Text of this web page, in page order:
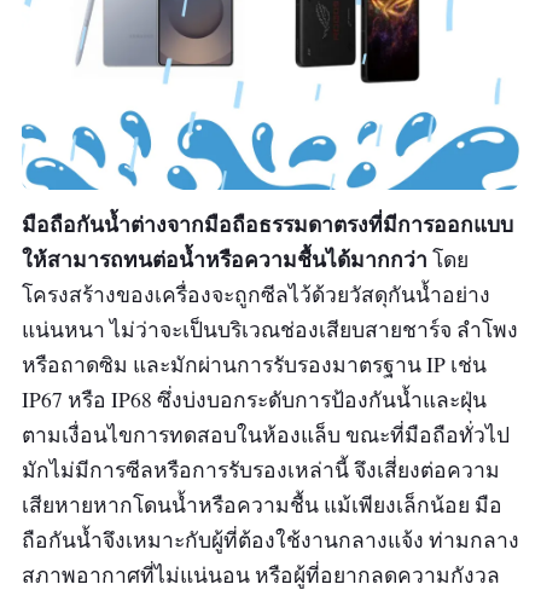
รวมถึงกล้องหน้า 20MP แบตเตอรี่ 5,110 mAh ใช้
งานได้ทั้งวัน รองรับชาร์จไว 45W (หัวชาร์จแถม
ในกล่อง) ถือว่าเกินคุ้มสำหรับมือถือกันน้ําช่วง
ราคานี้ ยังรองรับ NFC, Wi-Fi 6, Bluetooth 5.4
และฟีเจอร์ AI ใหม่ล่าสุด ทั้งการตัดต่อรูปภาพและ
Circle to Search
มือถือกันน้ำต่างจากมือถือธรรมดาตรงที่มีการออกแบบ
ให้สามารถทนต่อน้ำหรือความชื้นได้มากกว่า โดย
โครงสร้างของเครื่องจะถูกซีลไว้ด้วยวัสดุกันน้ำอย่าง
แน่นหนา ไม่ว่าจะเป็นบริเวณช่องเสียบสายชาร์จ ลำโพง
หรือถาดซิม และมักผ่านการรับรองมาตรฐาน IP เช่น
IP67 หรือ IP68 ซึ่งบ่งบอกระดับการป้องกันน้ำและฝุ่น
ตามเงื่อนไขการทดสอบในห้องแล็บ ขณะที่มือถือทั่วไป
มักไม่มีการซีลหรือการรับรองเหล่านี้ จึงเสี่ยงต่อความ
เสียหายหากโดนน้ำหรือความชื้น แม้เพียงเล็กน้อย มือ
ถือกันน้ำจึงเหมาะกับผู้ที่ต้องใช้งานกลางแจ้ง ท่ามกลาง
สภาพอากาศที่ไม่แน่นอน หรือผู้ที่อยากลดความกังวล